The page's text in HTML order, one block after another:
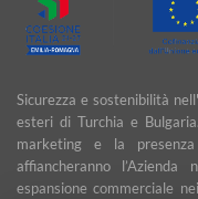
Sicurezza e sostenibilità
esteri di Turchia e
marketing e la
affiancheranno
espansione commerciale